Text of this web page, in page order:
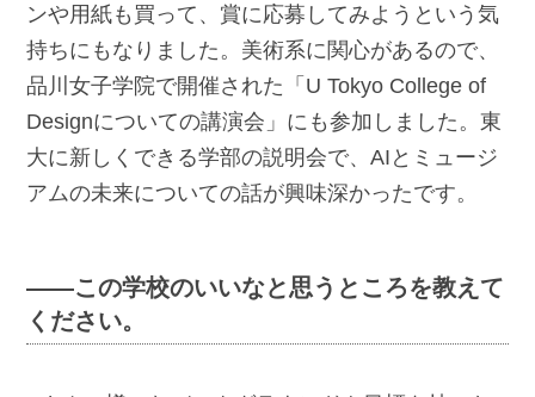
ンや用紙も買って、賞に応募してみようという気
持ちにもなりました。美術系に関心があるので、
品川女子学院で開催された「U Tokyo College of
Designについての講演会」にも参加しました。東
大に新しくできる学部の説明会で、AIとミュージ
アムの未来についての話が興味深かったです。
――この学校のいいなと思うところを教えて
ください。